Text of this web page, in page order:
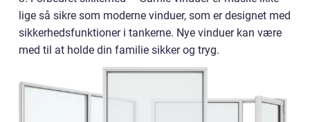
lige så sikre som moderne vinduer, som er designet med
sikkerhedsfunktioner i tankerne. Nye vinduer kan være
med til at holde din familie sikker og tryg.